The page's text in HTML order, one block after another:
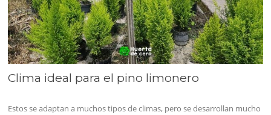
Clima ideal para el pino limonero
Estos se adaptan a muchos tipos de climas, pero se desarrollan mucho